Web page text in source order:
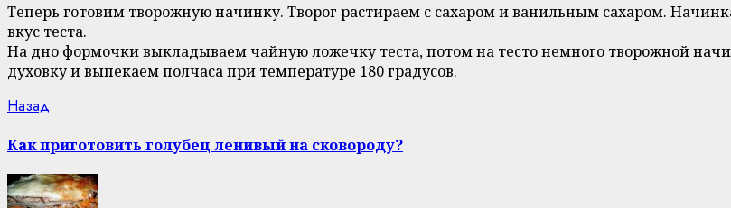
Теперь готовим творожную начинку. Творог растираем с сахаром и ванильным сахаром.
вкус теста.
На дно формочки выкладываем чайную ложечку теста, потом на тесто немного творожной
духовку и выпекаем полчаса при температуре 180 градусов.
Continue
Reading
Назад
Как приготовить голубец ленивый на сковороду?